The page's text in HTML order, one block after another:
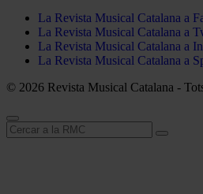
La Revista Musical Catalana a
La Revista Musical Catalana a
La Revista Musical Catalana a
La Revista Musical Catalana a
© 2026 Revista Musical Catalana -
Cerca